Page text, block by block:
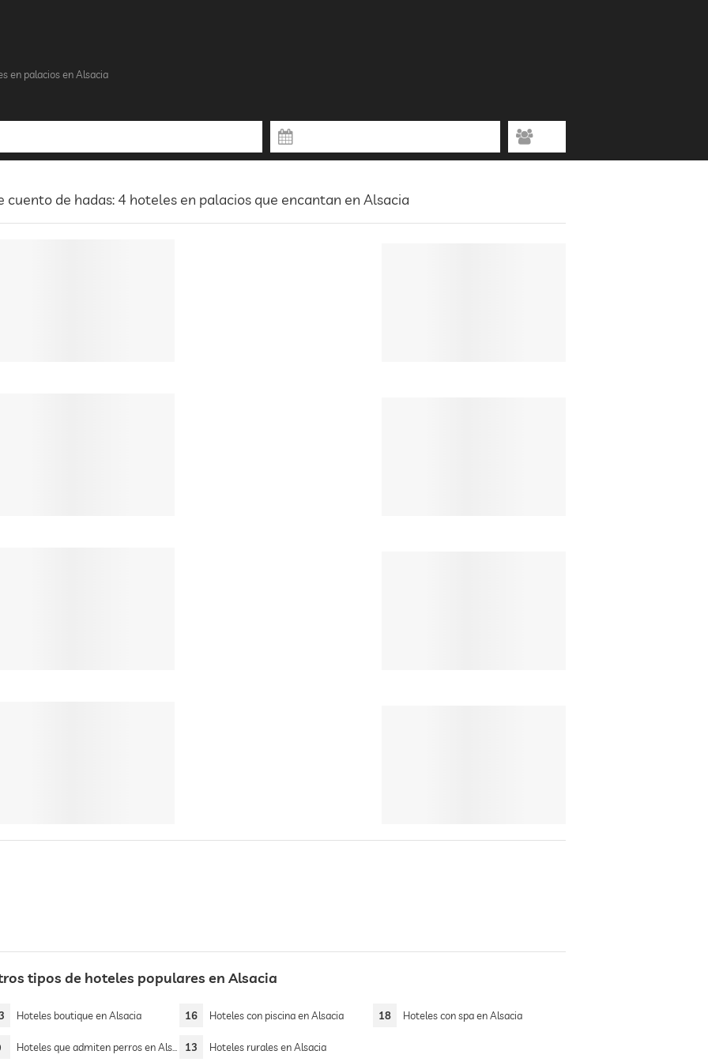
en palacios en Alsacia
cuento de hadas: 4 hoteles en palacios que encantan en Alsacia
tipos de hoteles populares en Alsacia
Hoteles boutique en Alsacia 16 Hoteles con piscina en Alsacia 18 Hoteles con spa en Alsacia
Hoteles que admiten perros en Alsacia 13 Hoteles rurales en Alsacia